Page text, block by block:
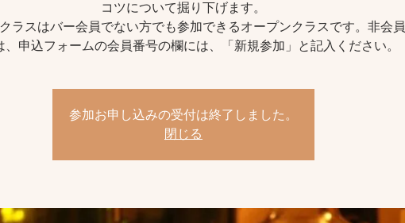
コツについて掘り下げます。
ラスはバー会員でない方でも参加できるオープンクラスです。非会員
参加お申し込みの受付は終了しました。
閉じる